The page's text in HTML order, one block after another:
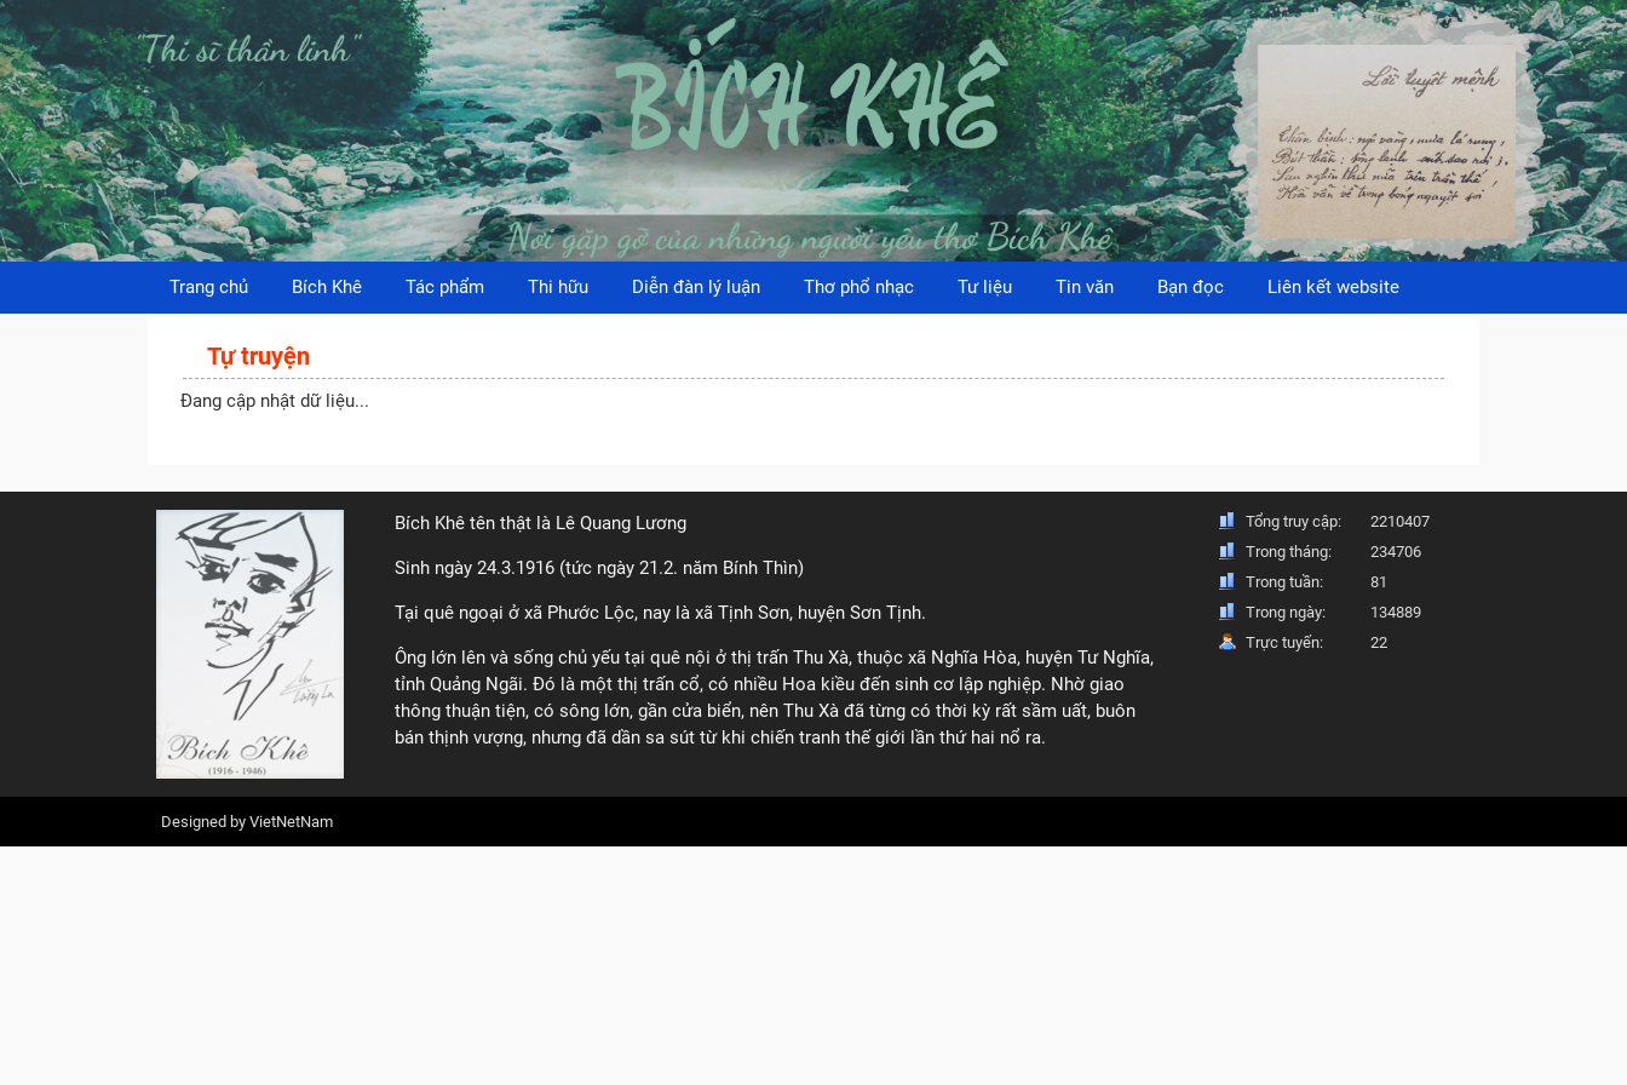
Trang chủ Bích Khê Tác phẩm Thi hữu Diễn đàn lý luận Thơ phổ nhạc Tư liệu Tin văn Bạn đọc Liên kết website
Tự truyện
Đang cập nhật dữ liệu...
Bích Khê tên thật là Lê Quang Lương
Sinh ngày 24.3.1916 (tức ngày 21.2. năm Bính Thìn)
Tại quê ngoại ở xã Phước Lộc, nay là xã Tịnh Sơn, huyện Sơn Tịnh.
Ông lớn lên và sống chủ yếu tại quê nội ở thị trấn Thu Xà, thuộc xã Nghĩa Hòa, huyện Tư Nghĩa,
tỉnh Quảng Ngãi. Đó là một thị trấn cổ, có nhiều Hoa kiều đến sinh cơ lập nghiệp. Nhờ giao
thông thuận tiện, có sông lớn, gần cửa biển, nên Thu Xà đã từng có thời kỳ rất sầm uất, buôn
bán thịnh vượng, nhưng đã dần sa sút từ khi chiến tranh thế giới lần thứ hai nổ ra.
Tổng truy cập:
2210407
Trong tháng:
234706
Trong tuần:
81
Trong ngày:
134889
Trực tuyến:
22
Designed by VietNetNam